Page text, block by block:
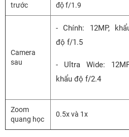
trước
độ f/1.9
Camera
sau
- Chính: 12MP,
độ f/1.5
- Ultra Wide:
khẩu độ f/2.4
Zoom
quang học
0.5x và 1x